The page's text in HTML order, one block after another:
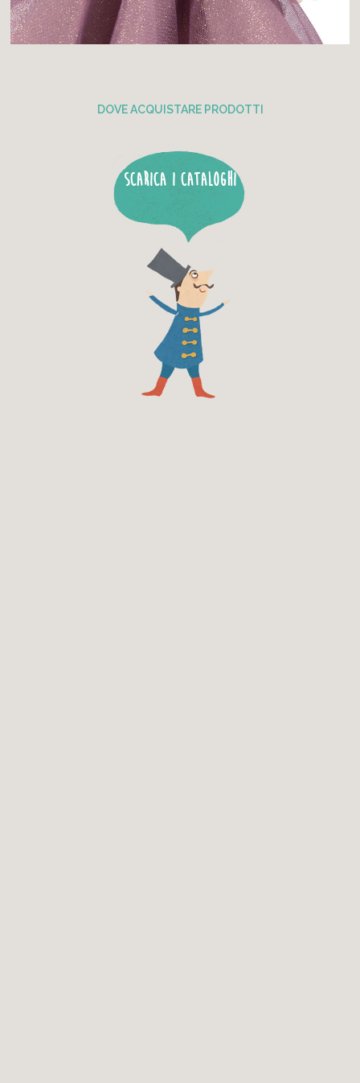
DOVE ACQUISTARE PRODOTTI
SCARICA I CATALOGHI